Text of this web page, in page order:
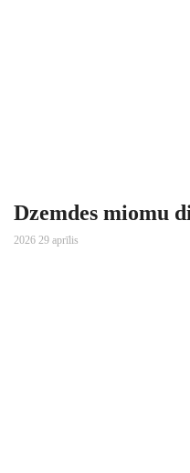
Dzemdes miomu
2026 29 aprīlis